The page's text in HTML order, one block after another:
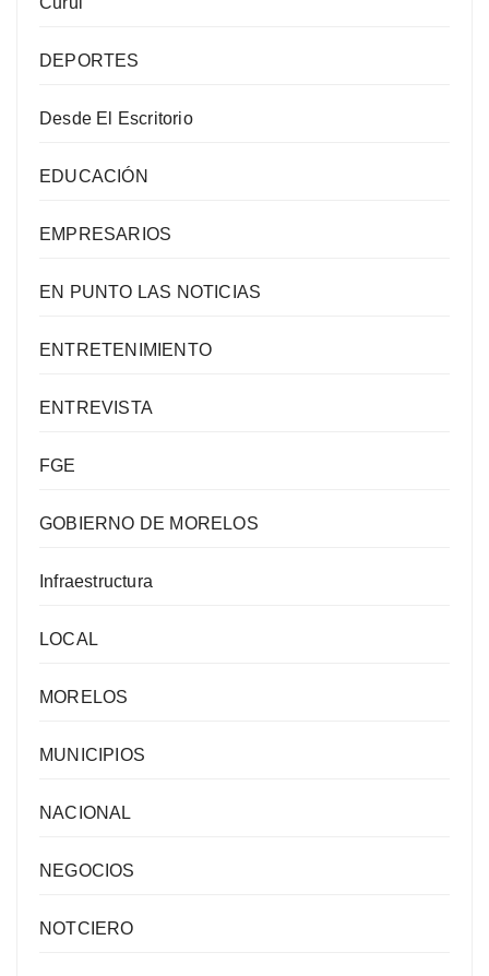
DEPORTES
Desde El Escritorio
EDUCACIÓN
EMPRESARIOS
EN PUNTO LAS NOTICIAS
ENTRETENIMIENTO
ENTREVISTA
FGE
GOBIERNO DE MORELOS
Infraestructura
LOCAL
MORELOS
MUNICIPIOS
NACIONAL
NEGOCIOS
NOTCIERO